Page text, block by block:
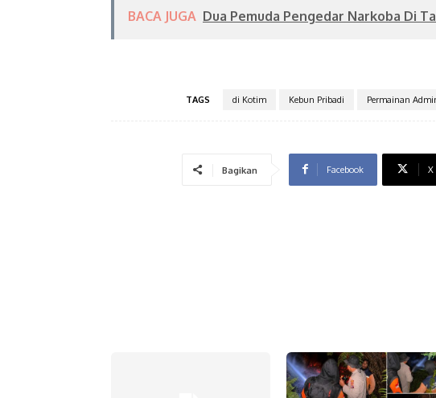
BACA JUGA Dua Pemuda Pengedar Narkoba Di
TAGS di Kotim Kebun Pribadi Permainan
Bagikan Facebook X